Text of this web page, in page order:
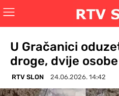
U Gračanici
droge, dvije
RTV SLON 24.06.2026. 14:42